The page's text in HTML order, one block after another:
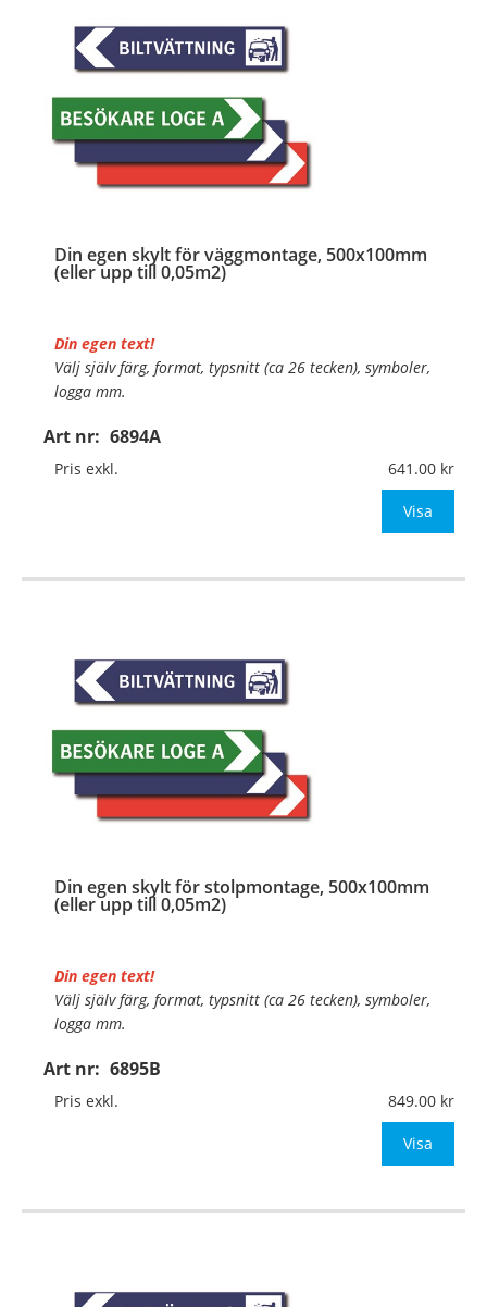
Din egen skylt för väggmontage, 500x100mm
(eller upp till 0,05m2)
Art nr: 6894A
Din egen text!
Välj själv färg, format, typsnitt (ca 26 tecken), symboler,
logga mm.
Material:Plan aluminium, 0,7mm (väggmontage)
Mått:500x100mm (eller annat mått upp till 0,05m²)
Pris exkl. 641.00
Visa
Din egen skylt för stolpmontage, 500x100mm
(eller upp till 0,05m2)
Art nr: 6895B
Din egen text!
Välj själv färg, format, typsnitt (ca 26 tecken), symboler,
logga mm.
Material:Kantvikt aluminium, 2mm (stolpmontage)
Mått:500x100mm (eller annat mått upp till 0,05m²)
Pris exkl. 849.00
Visa